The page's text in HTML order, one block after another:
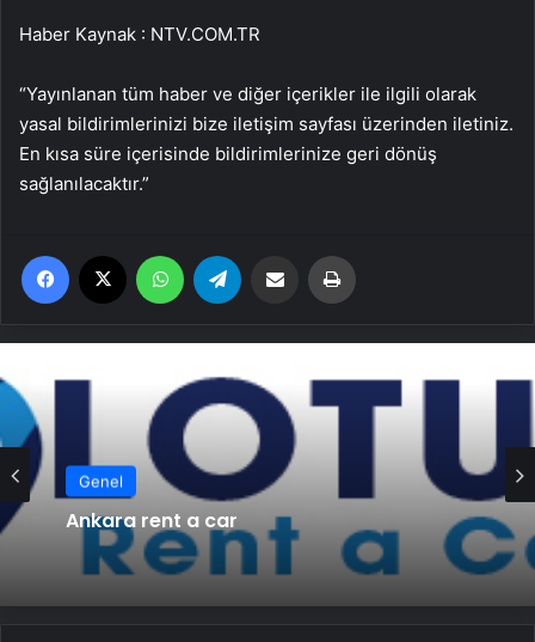
Haber Kaynak : NTV.COM.TR
“Yayınlanan tüm haber ve diğer içerikler ile ilgili olarak
yasal bildirimlerinizi bize iletişim sayfası üzerinden iletiniz.
En kısa süre içerisinde bildirimlerinize geri dönüş
sağlanılacaktır.”
Facebook WhatsApp Email'den paylaş
Genel
Ankara rent a car